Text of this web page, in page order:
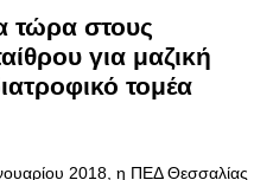
τώρα στους
για μαζική
τομέα
2018, η ΠΕΔ Θεσσαλίας